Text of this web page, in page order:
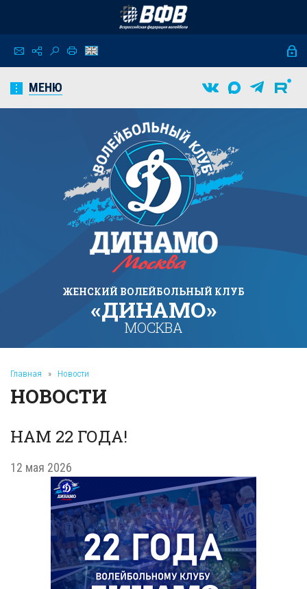
МЕНЮ
ЖЕНСКИЙ ВОЛЕЙБОЛЬНЫЙ КЛУБ
«ДИНАМО»
МОСКВА
Главная » Новости
НОВОСТИ
НАМ 22 ГОДА!
12 мая 2026